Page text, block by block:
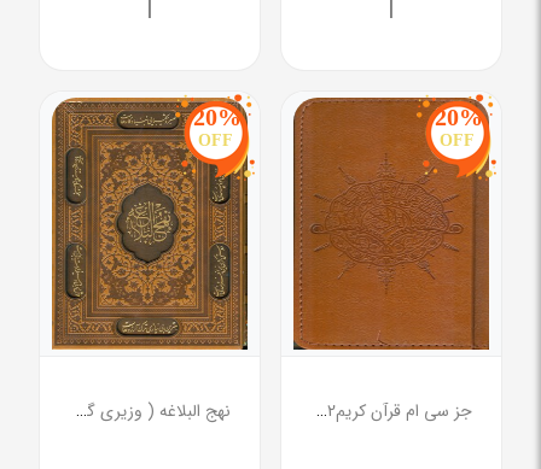
|
|
20%
OFF
جز سی ام قرآن کریم295852 ( چرم )
20%
OFF
نهج البلاغه ( وزیری گلاسه قابدار طرح چرم )